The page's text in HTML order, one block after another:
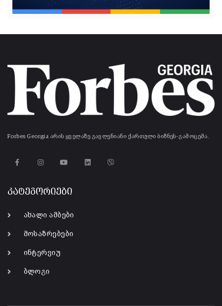
Forbes Georgia არის ყველაზე გავლენიანი ქართული ბიზნეს-გამოცემა.
კატეგორიები
ახალი ამბები
მოსაზრებები
ინტერვიუ
ბლოგი